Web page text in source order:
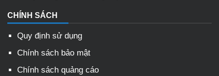
CHÍNH SÁCH
Quy định sử dụng
Chính sách bảo mật
Chính sách quảng cáo